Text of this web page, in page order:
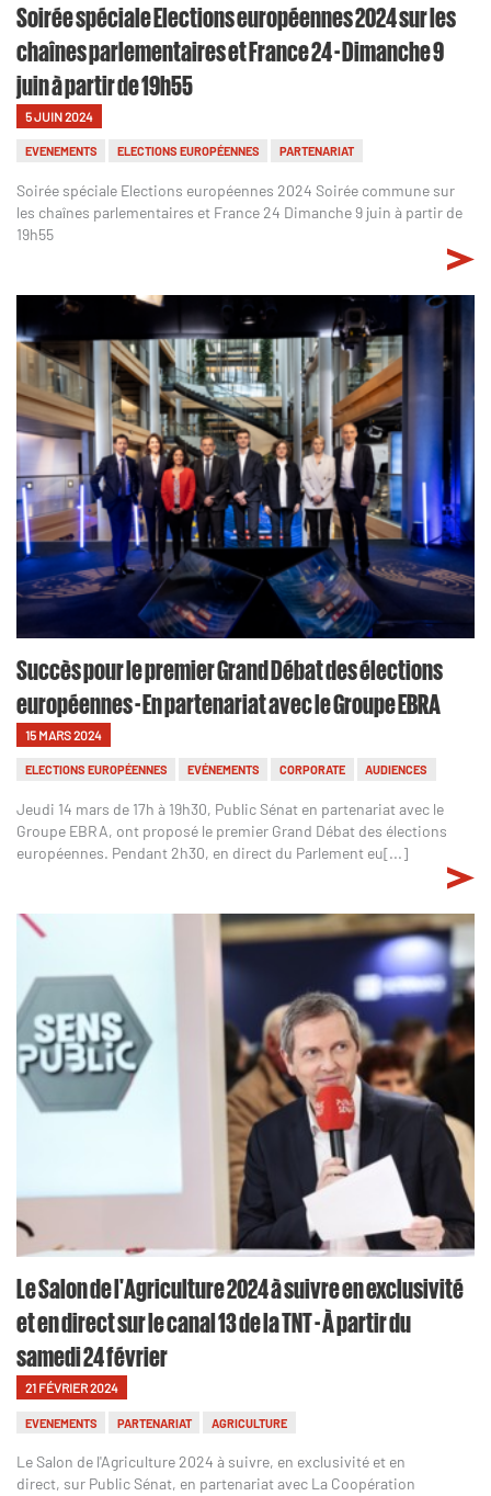
Soirée spéciale Elections européennes 2024 sur les
chaînes parlementaires et France 24 - Dimanche 9
juin à partir de 19h55
5 JUIN 2024
EVENEMENTS ELECTIONS EUROPÉENNES PARTENARIAT
Soirée spéciale Elections européennes 2024 Soirée commune sur
les chaînes parlementaires et France 24 Dimanche 9 juin à partir de
19h55
Succès pour le premier Grand Débat des élections
européennes - En partenariat avec le Groupe EBRA
15 MARS 2024
ELECTIONS EUROPÉENNES EVÉNEMENTS CORPORATE AUDIENCES
Jeudi 14 mars de 17h à 19h30, Public Sénat en partenariat avec le
Groupe EBRA, ont proposé le premier Grand Débat des élections
européennes. Pendant 2h30, en direct du Parlement eu[...]
Le Salon de l'Agriculture 2024 à suivre en exclusivité
et en direct sur le canal 13 de la TNT - À partir du
samedi 24 février
21 FÉVRIER 2024
EVENEMENTS PARTENARIAT AGRICULTURE
Le Salon de l'Agriculture 2024 à suivre, en exclusivité et en
direct, sur Public Sénat, en partenariat avec La Coopération